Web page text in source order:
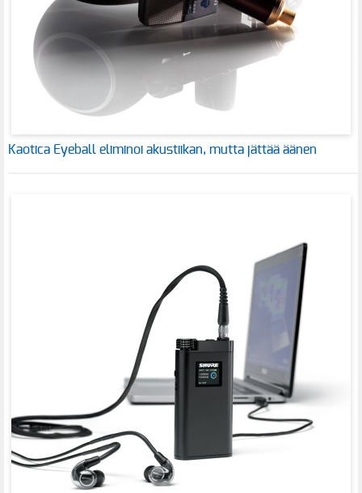
Kaotica Eyeball eliminoi akustiikan, mutta jättää äänen